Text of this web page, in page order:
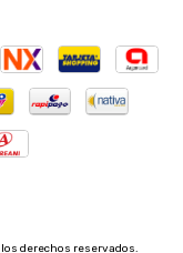
derechos reservados.